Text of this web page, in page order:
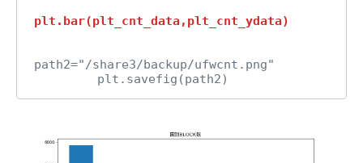
path2="/share3/backup/ufwcnt.png"
      　 plt.savefig(path2)